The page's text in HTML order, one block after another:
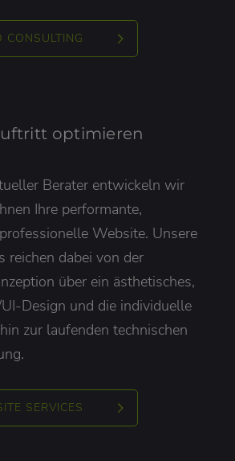
CONSULTING
optimieren
Berater entwickeln wir
Ihre performante,
Website. Unsere
reichen dabei von der
über ein ästhetisches,
Design und die individuelle
zur laufenden technischen
SERVICES